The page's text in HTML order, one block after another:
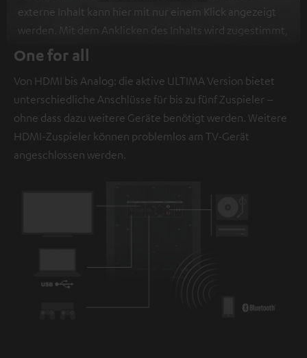
externe Inhalt kann hier mit nur einem Klick angezeigt
werden. Mit dem Anklicken des Inhalts wird zugestimmt,
dass externe Inhalte angezeigt werden. Dabei können
übermittelt werden. Weitere Informationen sind in der
Datenschutzerklärung unter I zu finden.
One for all
Von HDMI bis Analog: die aktive ULTIMA Version bietet
unterschiedliche Anschlüsse für bis zu fünf Zuspieler –
ohne dass dazu weitere Geräte benötigt werden. Weitere
HDMI-Zuspieler können problemlos am TV-Gerät
angeschlossen werden.